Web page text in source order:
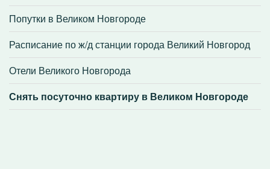
Попутки в Великом Новгороде
Расписание по ж/д станции города Великий Новгород
Отели Великого Новгорода
Снять посуточно квартиру в Великом Новгороде